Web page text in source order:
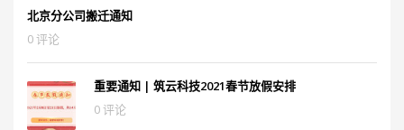
北京分公司搬迁通知
0 评论
重要通知 | 筑云科技2021春节放假安排
0 评论